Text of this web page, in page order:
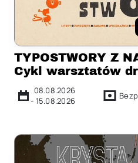
TYPOSTWORY Z
Cykl warsztatów
08.08.2026
- 15.08.2026